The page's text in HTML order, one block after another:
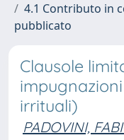
4.1 Contributo in
pubblicato
Clausole
irrituali)
PADOVINI,